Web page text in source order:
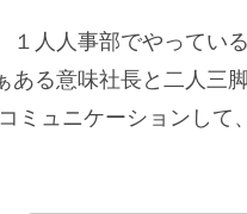
人人事部でやってい
る意味社長と二人三
ミュニケーションして